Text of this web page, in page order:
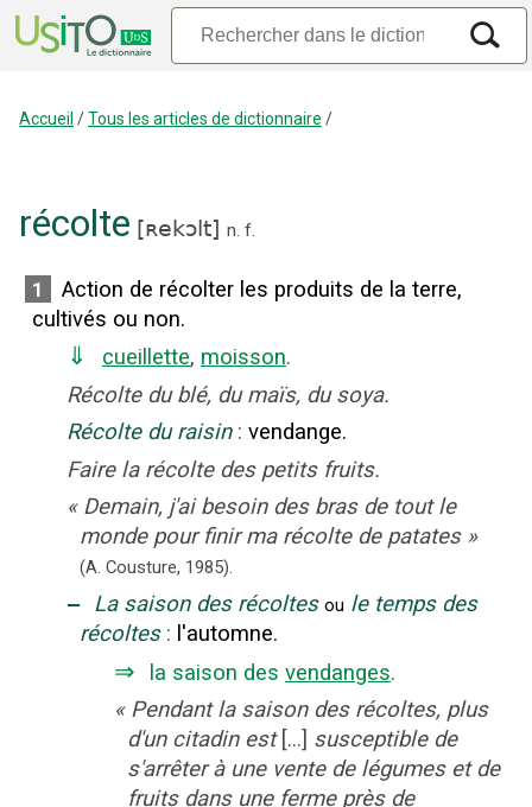
Accueil /Tous les articles de dictionnaire /
récolte [ʀekɔlt] n. f.
1
Action de récolter les produits de la terre,
cultivés ou non.
⇓ cueillette, moisson.
Récolte du blé, du maïs, du soya.
Récolte du raisin : vendange.
Faire la récolte des petits fruits.
« Demain, j'ai besoin des bras de tout le
monde pour finir ma récolte de patates »
(A. Cousture, 1985).
‒ La saison des récoltes ou le temps des
récoltes : l'automne.
⇒ la saison des vendanges.
« Pendant la saison des récoltes, plus
d'un citadin est [...] susceptible de
s'arrêter à une vente de légumes et de
fruits dans une ferme près de